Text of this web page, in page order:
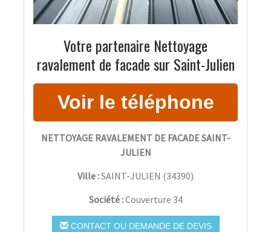
Votre partenaire Nettoyage
ravalement de facade sur Saint-Julien
NETTOYAGE RAVALEMENT DE FACADE SAINT-
JULIEN
Ville :SAINT-JULIEN (34390)
Société :Couverture 34
CONTACT OU DEMANDE DE DEVIS